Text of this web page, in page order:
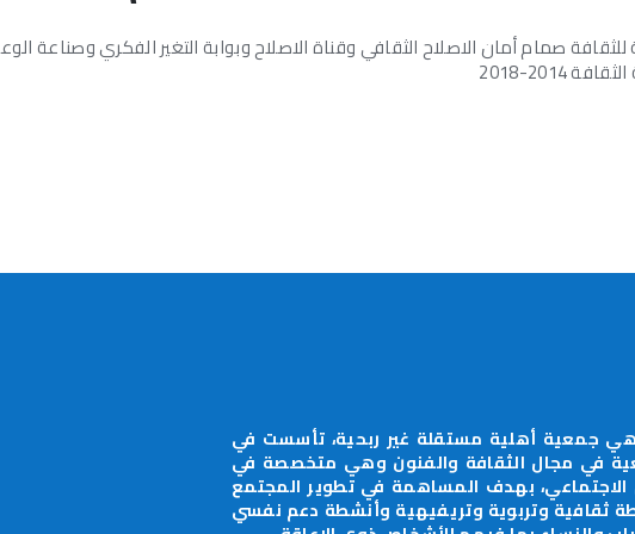
للثقافة صمام أمان الاصلاح الثقافي وقناة الاصلاح وبوابة التغير الفكري وصناعة
2018
جمعية أهلية مستقلة غير ربحية، تأسست في
الجمعية في مجال الثقافة والفنون وهي متخصصة في
الاجتماعي، بهدف المساهمة في تطوير المجتمع
ثقافية وتربوية وتريفيهية وأنشطة دعم نفسي